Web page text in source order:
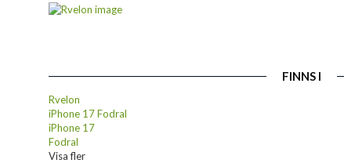
FINNS I
Rvelon
iPhone 17 Fodral
iPhone 17
Fodral
Visa fler